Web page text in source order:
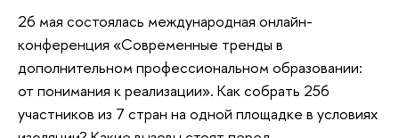
26 мая состоялась международная онлайн-
конференция «Современные тренды в
дополнительном профессиональном образовании:
от понимания к реализации». Как собрать 256
участников из 7 стран на одной площадке в условиях